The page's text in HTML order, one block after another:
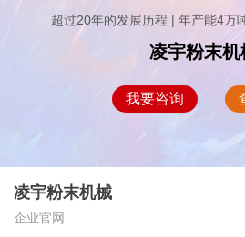
超过20年的发展历程 | 年产能4万
凌宇粉末机
我要咨询
凌宇粉末机械
企业官网